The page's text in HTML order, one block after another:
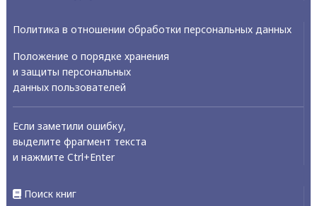
Политика в отношении обработки персональных данных
Положение о порядке хранения
и защиты персональных
данных пользователей
Если заметили ошибку,
выделите фрагмент текста
и нажмите Ctrl+Enter
Поиск книг